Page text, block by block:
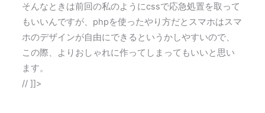
そんなときは前回の私のようにcssで応急処置を取って
もいいんですが、phpを使ったやり方だとスマホはスマ
ホのデザインが自由にできるというかしやすいので、
この際、よりおしゃれに作ってしまってもいいと思い
ます。
// ]]>